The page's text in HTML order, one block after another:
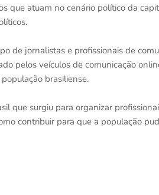
que atuam no cenário político da
de jornalistas e profissionais de
pelos veículos de comunicação
brasiliense.
que surgiu para organizar
contribuir para que a população